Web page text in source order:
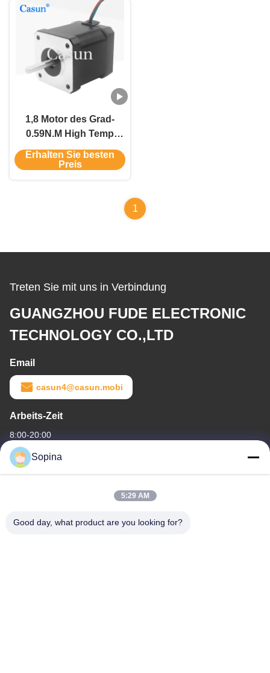
1,8 Motor des Grad-
0.59N.M High Temp
Stepper 2 Phase 2.8A
CER ROHS
Erhalten Sie besten
Preis
1
Treten Sie mit uns in Verbindung
GUANGZHOU FUDE ELECTRONIC
TECHNOLOGY CO.,LTD
Email
casun4@casun.mobi
Arbeits-Zeit
8:00-20:00
Unsere Adresse
Nr. 61 Industriezone Pingxi, Stadt Huashan, Bezirk Huadu,
Sopina
5:29 AM
Good day, what product are you looking for?